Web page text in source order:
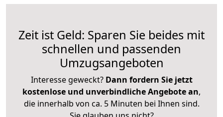
Zeit ist Geld: Sparen Sie beides mit
schnellen und passenden
Umzugsangeboten
Interesse geweckt? Dann fordern Sie jetzt
kostenlose und unverbindliche Angebote an,
die innerhalb von ca. 5 Minuten bei Ihnen sind.